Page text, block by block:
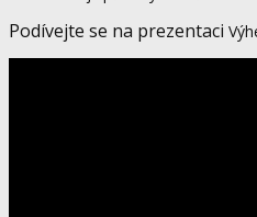
Podívejte se na prezentaci